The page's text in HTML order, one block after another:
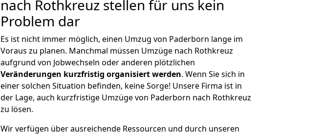
nach Rothkreuz stellen für uns kein
Problem dar
Es ist nicht immer möglich, einen Umzug von Paderborn lange im
Voraus zu planen. Manchmal müssen Umzüge nach Rothkreuz
aufgrund von Jobwechseln oder anderen plötzlichen
Veränderungen kurzfristig organisiert werden. Wenn Sie sich in
einer solchen Situation befinden, keine Sorge! Unsere Firma ist in
der Lage, auch kurzfristige Umzüge von Paderborn nach Rothkreuz
zu lösen.
Wir verfügen über ausreichende Ressourcen und durch unseren